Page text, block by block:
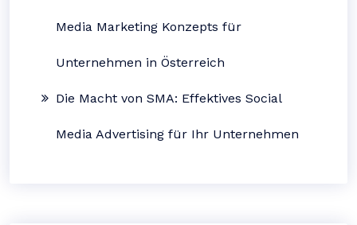
Media Marketing Konzepts für
Unternehmen in Österreich
Die Macht von SMA: Effektives Social
Media Advertising für Ihr Unternehmen